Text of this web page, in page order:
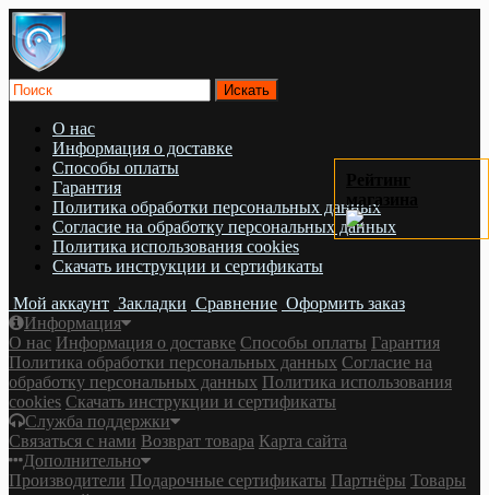
О нас
Информация о доставке
Cпособы оплаты
Гарантия
Политика обработки персональных данных
Согласие на обработку персональных данных
Политика использования cookies
Скачать инструкции и сертификаты
Мой аккаунт Закладки Сравнение Оформить заказ
Информация
О нас Информация о доставке Cпособы оплаты Гарантия
Политика обработки персональных данных Согласие на
обработку персональных данных Политика использования
cookies Скачать инструкции и сертификаты
Служба поддержки
Связаться с нами Возврат товара Карта сайта
Дополнительно
Производители Подарочные сертификаты Партнёры Товары